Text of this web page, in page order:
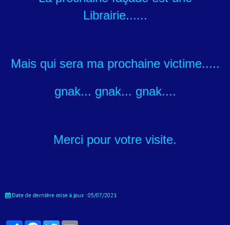
Librairie......
Mais qui sera ma prochaine victime.....
gnak... gnak... gnak....
Merci pour votre visite.
Date de dernière mise à jour : 05/07/2021